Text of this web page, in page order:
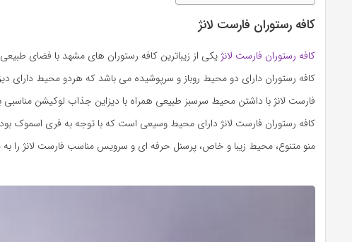
کافه رستوران فارست لانژ
کافه رستوران فارست لانژیکی از زیباترین کافه رستوران های مشهد با فضای
کافه رستوران دارای دو محیط روباز و سرپوشیده می باشد که هردو محیط دارای
فارست لانژ با داشتن محیط سرسبز طبیعی همراه با دیزاین جذاب لوکیشن
کافه رستوران فارست لانژ دارای محیط وسیعی است که با توجه به فری اسموک
منو متنوع، محیط زیبا و خاص، پرسنل حرفه ای و سرویس مناسب فارست لانژ